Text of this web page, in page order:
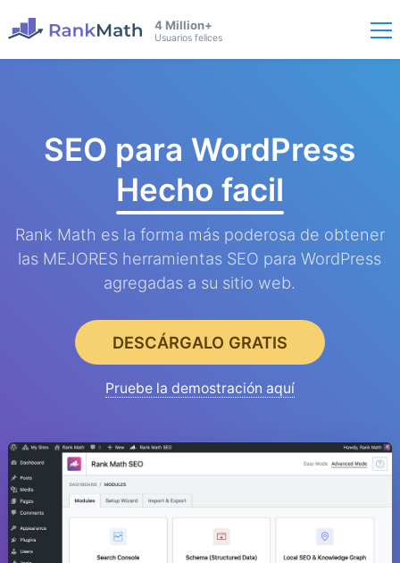
4 Million+
Usuarios felices
SEO para WordPress
Hecho facil
Rank Math es la forma más poderosa de obtener
las MEJORES herramientas SEO para WordPress
agregadas a su sitio web.
DESCÁRGALO GRATIS
Pruebe la demostración aquí